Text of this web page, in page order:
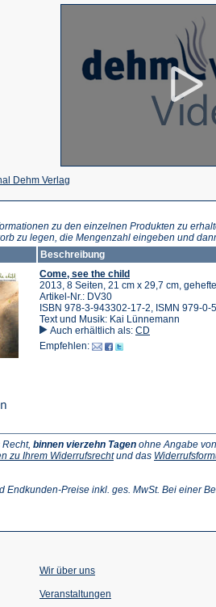
Dehm Verlag
in
einem
neuen
Tab)
zu den einzelnen Produkten zu
zu legen, die Mengenzahl eingeben und
Beschreibung
Come, see the child
2013, 8 Seiten, 21 cm x 29,7 cm,
Artikel-Nr.: DV30
ISBN 978-3-943302-17-2, ISMN 979-0-
Text und Musik: Kai Lünnemann
Auch erhältlich als: CD
Empfehlen:
binnen vierzehn Tagen ohne Angabe
zu Ihrem Widerrufsrecht(Öffnet
neuen
und das
Endkunden-Preise inkl. ges. MwSt. Bei einer
Wir über uns
Veranstaltungen